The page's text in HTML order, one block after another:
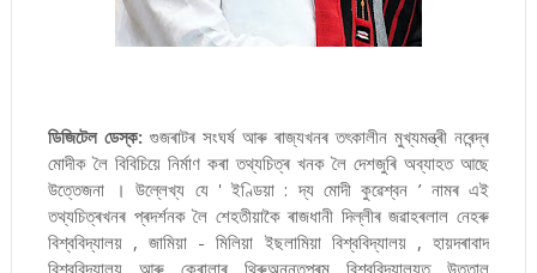
ডিজিটেল ডেস্ক: গুজৰাটৰ সংঘৰ্ষ আৰু ৰাজ্যখনৰ তৎকালীন মুখ্যমন্ত্ৰী নৰেন্দ্ৰ
মোদীক লৈ বিবিচিয়ে নিৰ্মাণ কৰা তথ্যচিত্ৰ খনক লৈ দেশজুৰি অব্যাহত আছে
উত্তেজনা । উল্লেখ্য যে ' ইণ্ডিয়া : দ্য মোদী কুৱেশ্বন ’ নামৰ এই
তথ্যচিত্ৰখনৰ প্ৰদৰ্শনক লৈ শেহতীয়াকৈ ৰাজধানী দিল্লীৰ জৱাহৰলাল নেহৰু
বিশ্ববিদ্যালয় , জামিয়া - মিলিয়া ইছলামিয়া বিশ্ববিদ্যালয় , হায়দৰাবাদ
বিশ্ববিদ্যালয় আৰু কেৰালাৰ থিৰুঅনন্তপুৰম বিশ্ববিদ্যালয়ত উত্তাল